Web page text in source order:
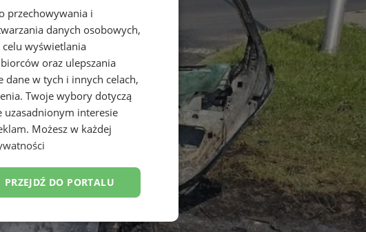
przechowywania i
danych osobowych,
wyświetlania
oraz ulepszania
dane w tych i innych celach,
Twoje wybory dotyczą
uzasadnionym interesie
. Możesz w każdej
PRZEJDŹ DO PORTALU
Niesklasyfikowane